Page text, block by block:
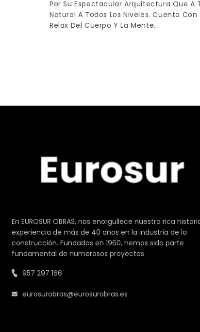
Por Su Espectacular Arquitectura Que A
Natural A Todos Los Niveles. Cuenta
Relax Del Cuerpo Y La Mente.
En EUROSUR OBRAS, nos enorgullece nuestra rica
experiencia de más de 40 años en la industria de la
construcción. Fundados en 1960, hemos sido parte
fundamental de numerosos proyectos
957 297 166
eurosurobras@eurosurobras.es